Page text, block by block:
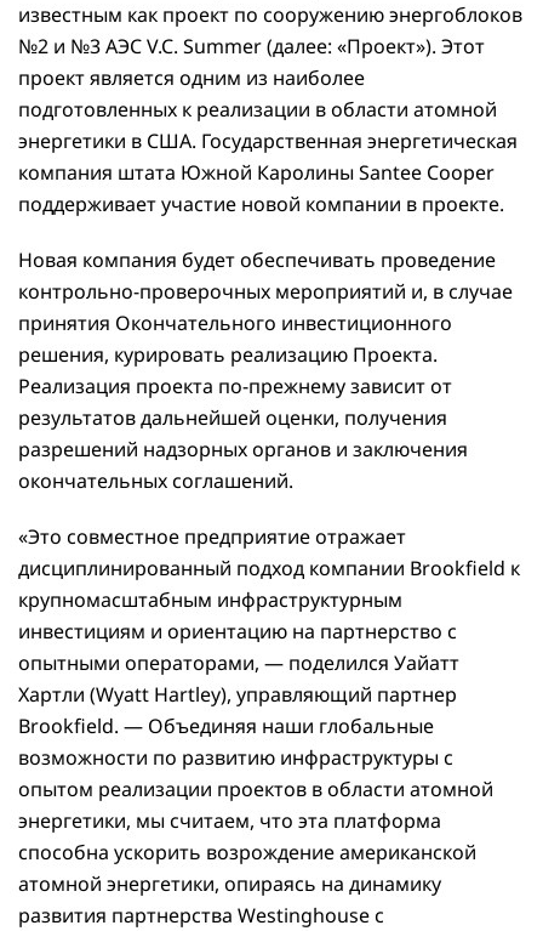
известным как проект по сооружению энергоблоков
№2 и №3 АЭС V.C. Summer (далее: «Проект»). Этот
проект является одним из наиболее
подготовленных к реализации в области атомной
энергетики в США. Государственная энергетическая
компания штата Южной Каролины Santee Cooper
поддерживает участие новой компании в проекте.
Новая компания будет обеспечивать проведение
контрольно-проверочных мероприятий и, в случае
принятия Окончательного инвестиционного
решения, курировать реализацию Проекта.
Реализация проекта по-прежнему зависит от
результатов дальнейшей оценки, получения
разрешений надзорных органов и заключения
окончательных соглашений.
«Это совместное предприятие отражает
дисциплинированный подход компании Brookfield к
крупномасштабным инфраструктурным
инвестициям и ориентацию на партнерство с
опытными операторами, — поделился Уайатт
Хартли (Wyatt Hartley), управляющий партнер
Brookfield. — Объединяя наши глобальные
возможности по развитию инфраструктуры с
опытом реализации проектов в области атомной
энергетики, мы считаем, что эта платформа
способна ускорить возрождение американской
атомной энергетики, опираясь на динамику
развития партнерства Westinghouse с